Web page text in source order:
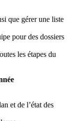
que gérer une liste
pour des dossiers
les étapes du
et de l’état des